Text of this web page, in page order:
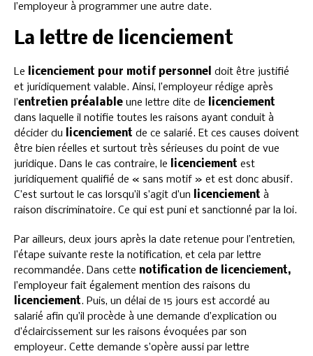
l’employeur à programmer une autre date.
La lettre de licenciement
Le licenciement pour motif personnel doit être justifié
et juridiquement valable. Ainsi, l’employeur rédige après
l’entretien préalable une lettre dite de
licenciement
dans laquelle il notifie toutes les raisons ayant conduit à
décider du
licenciement de ce salarié. Et ces causes doivent
être bien réelles et surtout très sérieuses du point de vue
juridique. Dans le cas contraire, le
licenciement est
juridiquement qualifié de « sans motif » et est donc abusif.
C’est surtout le cas lorsqu’il s’agit d’un
licenciement à
raison discriminatoire. Ce qui est puni et sanctionné par la loi.
Par ailleurs, deux jours après la date retenue pour l’entretien,
l’étape suivante reste la notification, et cela par lettre
recommandée. Dans cette notification de licenciement,
l’employeur fait également mention des raisons du
licenciement. Puis, un délai de 15 jours est accordé au
salarié afin qu’il procède à une demande d’explication ou
d’éclaircissement sur les raisons évoquées par son
employeur. Cette demande s’opère aussi par lettre